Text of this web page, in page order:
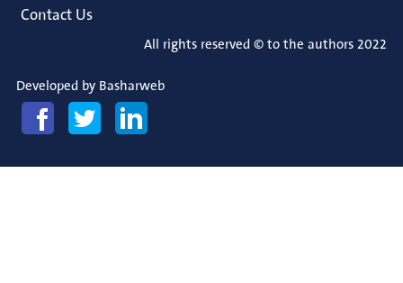
Contact Us
All rights reserved © to the authors 2022
Developed by Basharweb